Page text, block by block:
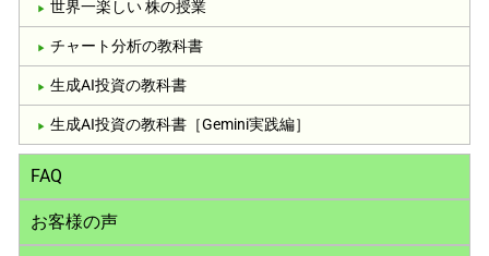
世界一楽しい 株の授業
チャート分析の教科書
生成AI投資の教科書
生成AI投資の教科書［Gemini実践編］
FAQ
お客様の声